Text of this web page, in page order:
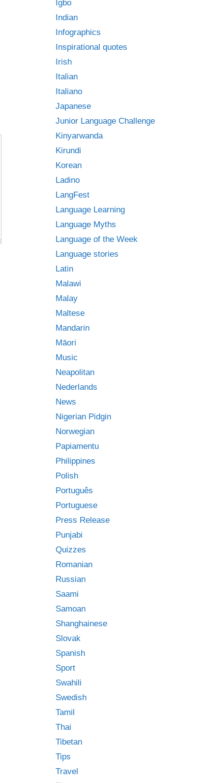
Igbo
Indian
Infographics
Inspirational quotes
Irish
Italian
Italiano
Japanese
Junior Language Challenge
Kinyarwanda
Kirundi
Korean
Ladino
LangFest
Language Learning
Language Myths
Language of the Week
Language stories
Latin
Malawi
Malay
Maltese
Mandarin
Māori
Music
Neapolitan
Nederlands
News
Nigerian Pidgin
Norwegian
Papiamentu
Philippines
Polish
Português
Portuguese
Press Release
Punjabi
Quizzes
Romanian
Russian
Saami
Samoan
Shanghainese
Slovak
Spanish
Sport
Swahili
Swedish
Tamil
Thai
Tibetan
Tips
Travel